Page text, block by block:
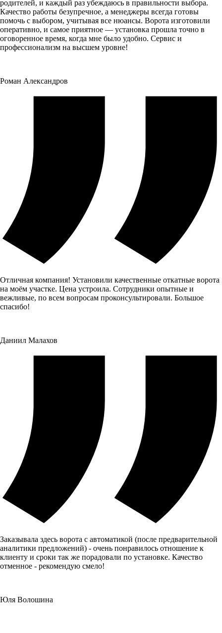
родителей, и каждый раз убеждаюсь в правильности выбора.
Качество работы безупречное, а менеджеры всегда готовы
помочь с выбором, учитывая все нюансы. Ворота изготовили
оперативно, и самое приятное — установка прошла точно в
оговоренное время, когда мне было удобно. Сервис и
профессионализм на высшем уровне!
Роман Александров
Отличная компания! Установили качественные откатные ворота
на моём участке. Цена устроила. Сотрудники опытные и
вежливые, по всем вопросам проконсультировали. Большое
спасибо!
Даниил Малахов
Заказывала здесь ворота с автоматикой (после предварительной
аналитики предложений) - очень понравилось отношение к
клиенту и сроки так же порадовали по установке. Качество
отменное - рекомендую смело!
Юля Волошина